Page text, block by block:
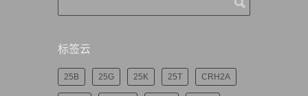
标签云
25B 25G 25K 25T CRH2A